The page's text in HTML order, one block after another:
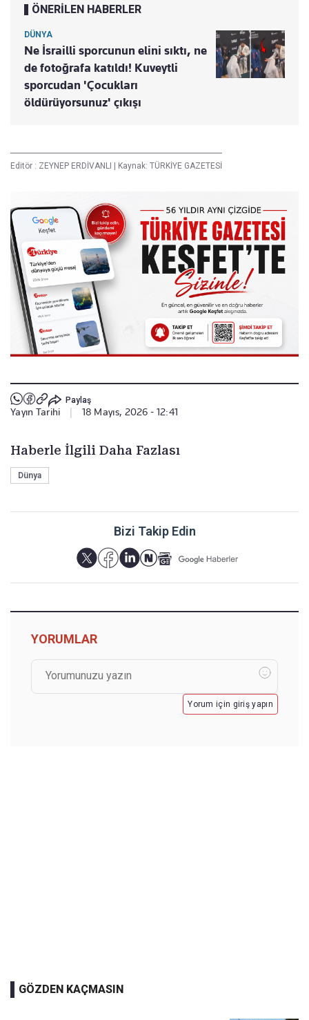
ÖNERİLEN HABERLER
DÜNYA
Ne İsrailli sporcunun elini sıktı, ne
de fotoğrafa katıldı! Kuveytli
sporcudan 'Çocukları
öldürüyorsunuz' çıkışı
Editör : ZEYNEP ERDİVANLI | Kaynak: TÜRKİYE GAZETESİ
Paylaş
Yayın Tarihi 18 Mayıs, 2026 - 12:41
Haberle İlgili Daha Fazlası
Dünya
Bizi Takip Edin
YORUMLAR
Yorum için giriş yapın
GÖZDEN KAÇMASIN